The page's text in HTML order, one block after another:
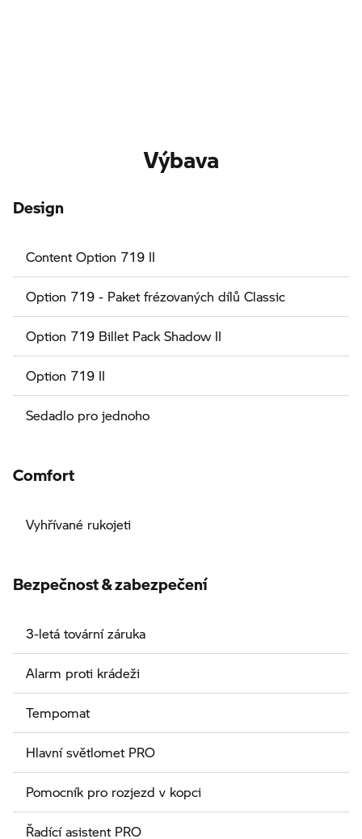
Výbava
Design
Content Option 719 II
Option 719 - Paket frézovaných dílů Classic
Option 719 Billet Pack Shadow II
Option 719 II
Sedadlo pro jednoho
Comfort
Vyhřívané rukojeti
Bezpečnost & zabezpečení
3-letá tovární záruka
Alarm proti krádeži
Tempomat
Hlavní světlomet PRO
Pomocník pro rozjezd v kopci
Řadící asistent PRO